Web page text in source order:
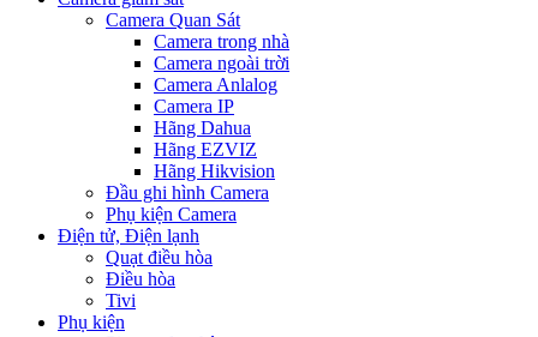
Camera Quan Sát
Camera trong nhà
Camera ngoài trời
Camera Anlalog
Camera IP
Hãng Dahua
Hãng EZVIZ
Hãng Hikvision
Đầu ghi hình Camera
Phụ kiện Camera
Điện tử, Điện lạnh
Quạt điều hòa
Điều hòa
Tivi
Phụ kiện